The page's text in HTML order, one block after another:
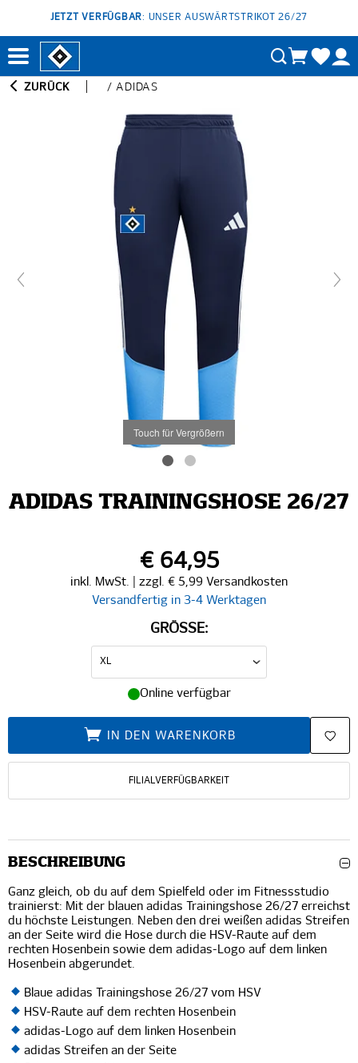
JETZT VERFÜGBAR: UNSER AUSWÄRTSTRIKOT 26/27
ZURÜCK /ADIDAS
Touch für Vergrößern
ADIDAS TRAININGSHOSE 26/27
€ 64,95
inkl. MwSt. | zzgl. € 5,99 Versandkosten
Versandfertig in 3-4 Werktagen
GRÖSSE:
Online verfügbar
IN DEN WARENKORB
FILIALVERFÜGBARKEIT
BESCHREIBUNG
Ganz gleich, ob du auf dem Spielfeld oder im Fitnessstudio
trainierst: Mit der blauen adidas Trainingshose 26/27 erreichst
du höchste Leistungen. Neben den drei weißen adidas Streifen
an der Seite wird die Hose durch die HSV-Raute auf dem
rechten Hosenbein sowie dem adidas-Logo auf dem linken
Hosenbein abgerundet.
Blaue adidas Trainingshose 26/27 vom HSV
HSV-Raute auf dem rechten Hosenbein
adidas-Logo auf dem linken Hosenbein
adidas Streifen an der Seite